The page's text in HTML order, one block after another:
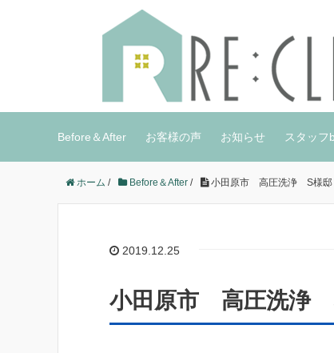
Before＆After お客様の声 お知らせ スタッフ
ホーム / Before＆After / 小田原市 高圧洗浄 S様邸
2019.12.25
小田原市 高圧洗浄